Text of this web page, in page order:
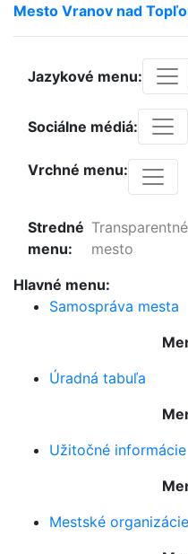
Mesto Vranov nad
Jazykové menu:
Sociálne médiá:
Vrchné menu:
Stredné
menu:
Transparentné
mesto
Hlavné menu:
Samospráva mesta
Úradná tabuľa
Užitočné informácie
Mestské organizácie